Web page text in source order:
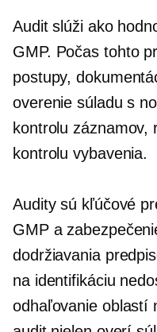
Audit slúži ako
GMP. Počas tohto
postupy,
overenie súladu s
kontrolu záznamov,
kontrolu vybavenia.
Audity sú kľúčové
GMP a
dodržiavania
na identifikáciu
odhaľovanie oblastí